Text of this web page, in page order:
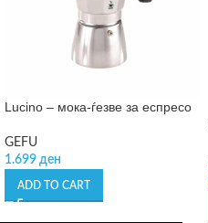
Lucino – мока-ѓезве за еспресо
GEFU
1.699 ден
ADD TO CART